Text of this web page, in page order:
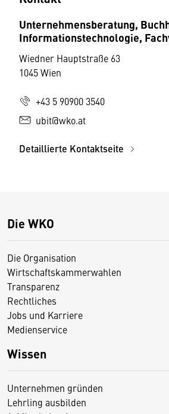
Unternehmensberatung,
Informationstechnologie,
Wiedner Hauptstraße 63
1045 Wien
+43 5 90900 3540
ubit@wko.at
Detaillierte Kontaktseite
Die WKO
Die Organisation
Wirtschaftskammerwahlen
Transparenz
Rechtliches
Jobs und Karriere
Medienservice
Wissen
Unternehmen gründen
Lehrling ausbilden